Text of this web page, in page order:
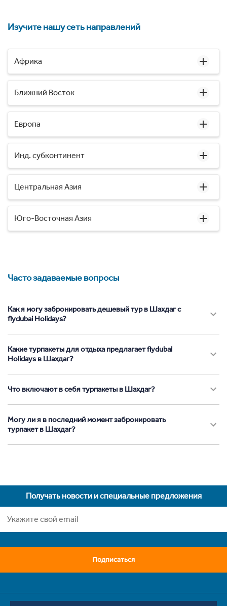
Изучите нашу сеть направлений
Африка
Ближний Восток
Европа
Инд. субконтинент
Центральная Азия
Юго-Восточная Азия
Часто задаваемые вопросы
Как я могу забронировать дешевый тур в Шахдаг с
flydubai Holidays?
Какие турпакеты для отдыха предлагает flydubai
Holidays в Шахдаг?
Что включают в себя турпакеты в Шахдаг?
Могу ли я в последний момент забронировать
турпакет в Шахдаг?
Получать новости и специальные предложения
Подписаться